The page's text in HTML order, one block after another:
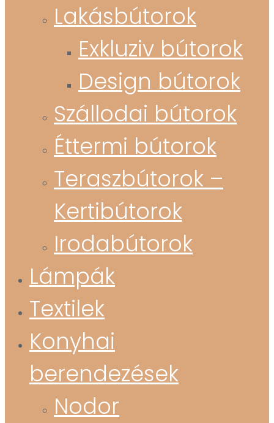
Lakásbútorok
Exkluziv bútorok
Design bútorok
Szállodai bútorok
Éttermi bútorok
Teraszbútorok –
Kertibútorok
Irodabútorok
Lámpák
Textilek
Konyhai
berendezések
Nodor